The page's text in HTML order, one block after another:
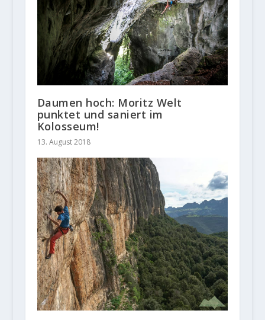
Daumen hoch: Moritz Welt
punktet und saniert im
Kolosseum!
13. August 2018